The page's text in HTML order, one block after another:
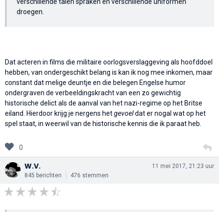
droegen.
Dat acteren in films die militaire oorlogsverslaggeving als hoofddoel
hebben, van ondergeschikt belang is kan ik nog mee inkomen, maar
constant dat melige deuntje en die belegen Engelse humor
ondergraven de verbeeldingskracht van een zo gewichtig
historische delict als de aanval van het nazi-regime op het Britse
eiland. Hierdoor krijg je nergens hetgevoeldat er nogal wat op het
spel staat, in weerwil van de historische kennis die ik paraat heb.
0
W.V.
845 berichten 476 stemmen
11 mei 2017, 21:23 uur